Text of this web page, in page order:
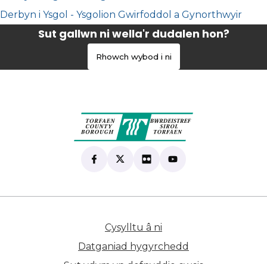
Derbyn i Ysgol - Ysgolion Gwirfoddol a Gynorthwyir
Sut gallwn ni wella'r dudalen hon?
Rhowch wybod i ni
Find us on Facebook
(yn agor mewn tab newydd)
Follow us on X
(yn agor mewn tab newydd)
View our Flickr
(yn agor mewn tab
Subscribe to our
(yn agor mewn tab
Cysylltu â ni
Datganiad hygyrchedd